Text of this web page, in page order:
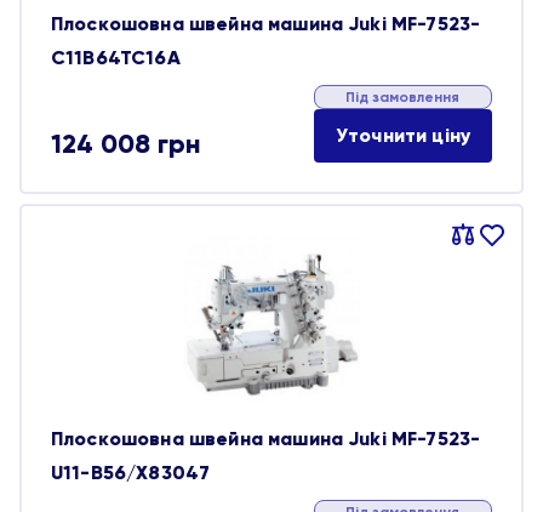
Плоскошовна швейна машина Juki MF-7523-
С11B64TC16A
124 008 грн
Під замовлення
Уточнити ціну
Порівняти
В
Плоскошовна швейна машина Juki MF-7523-
U11-B56/X83047